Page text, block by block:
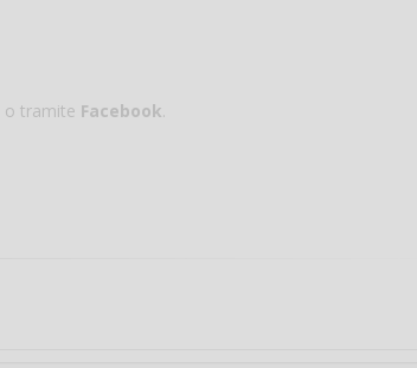
o tramite Facebook.